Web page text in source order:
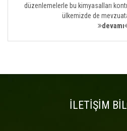
düzenlemelerle bu kimyasalları
ülkemizde de
devamı
İLETİŞİM